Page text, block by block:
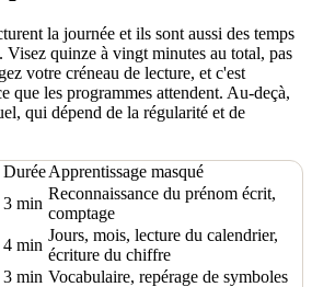
la journée et ils sont aussi des temps
Visez quinze à vingt minutes au total, pas
votre créneau de lecture, et c'est
que les programmes attendent. Au-deçà,
qui dépend de la régularité et de
DuréeApprentissage masqué
3 min
Reconnaissance du prénom écrit,
comptage
4 min
Jours, mois, lecture du calendrier,
écriture du chiffre
3 min Vocabulaire, repérage de symboles